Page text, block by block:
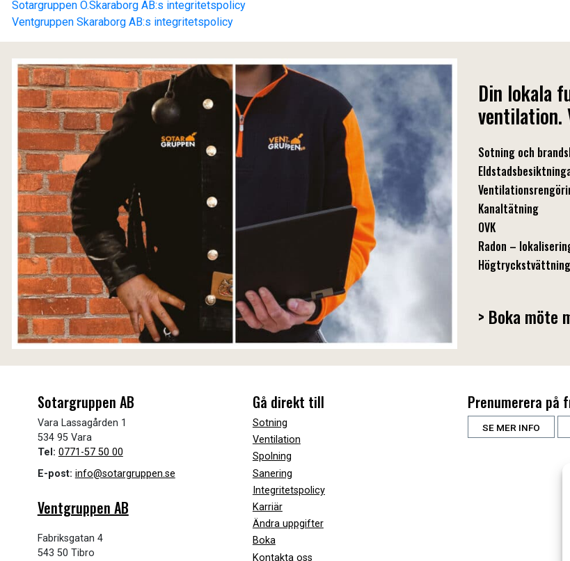
Sotargruppen Ö.Skaraborg AB:s integritetspolicy
Ventgruppen Skaraborg AB:s integritetspolicy
Din lokala
ventilation.
Sotning och
Kanaltätning
OVK
Radon –
> Boka möte
Sotargruppen AB
Vara Lassagården 1
534 95 Vara
Tel: 0771-57 50 00
E-post: info@sotargruppen.se
Ventgruppen AB
Fabriksgatan 4
543 50 Tibro
Gå direkt till
Sotning
Ventilation
Spolning
Sanering
Integritetspolicy
Karriär
Ändra uppgifter
Boka
Kontakta oss
Prenumerera på
SE MER INFO